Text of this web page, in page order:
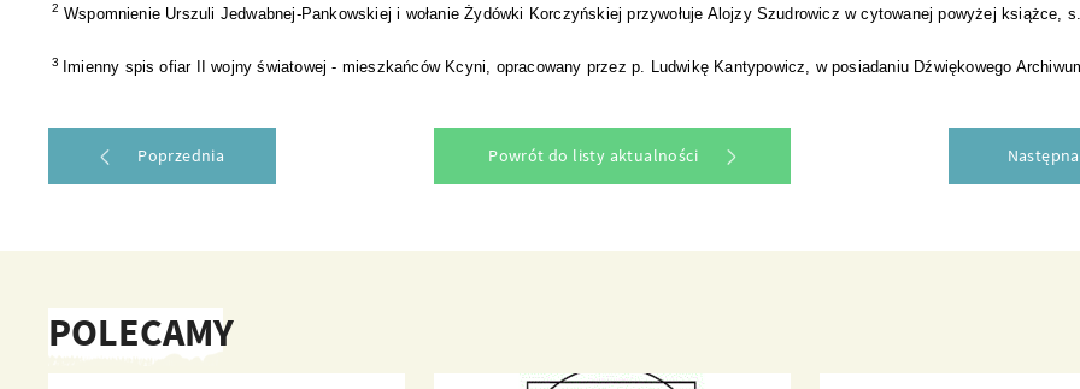
2 Wspomnienie Urszuli Jedwabnej-Pankowskiej i wołanie Żydówki Korczyńskiej przywołuje Alojzy Szudrowicz w cytowanej powyżej książce,
3 Imienny spis ofiar II wojny światowej - mieszkańców Kcyni, opracowany przez p. Ludwikę Kantypowicz, w posiadaniu Dźwiękowego
Poprzednia Powrót do listy aktualności Następna
POLECAMY